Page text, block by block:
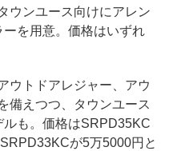
ウンユース向けにアレン
を用意。価格はいずれ
ウトドアレジャー、アウ
備えつつ、タウンユース
も。価格はSRPD35KC
が5万5000円と